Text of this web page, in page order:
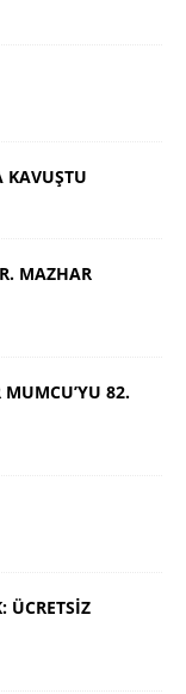
KAVUŞTU
MAZHAR
MUMCU’YU 82.
ÜCRETSİZ